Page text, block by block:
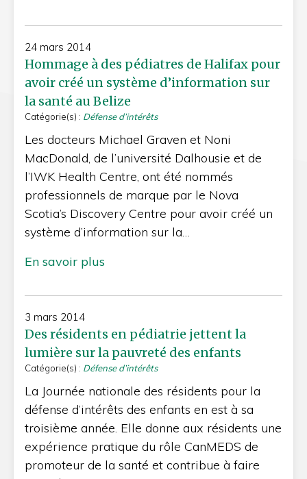
24 mars 2014
Hommage à des pédiatres de Halifax pour
avoir créé un système d’information sur
la santé au Belize
Catégorie(s) : Défense d’intérêts
Les docteurs Michael Graven et Noni
MacDonald, de l’université Dalhousie et de
l’IWK Health Centre, ont été nommés
professionnels de marque par le Nova
Scotia’s Discovery Centre pour avoir créé un
système d’information sur la…
En savoir plus
3 mars 2014
Des résidents en pédiatrie jettent la
lumière sur la pauvreté des enfants
Catégorie(s) : Défense d’intérêts
La Journée nationale des résidents pour la
défense d’intérêts des enfants en est à sa
troisième année. Elle donne aux résidents une
expérience pratique du rôle CanMEDS de
promoteur de la santé et contribue à faire